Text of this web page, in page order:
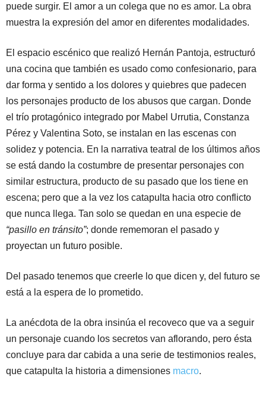
puede surgir. El amor a un colega que no es amor. La obra
muestra la expresión del amor en diferentes modalidades.
El espacio escénico que realizó Hernán Pantoja, estructuró
una cocina que también es usado como confesionario, para
dar forma y sentido a los dolores y quiebres que padecen
los personajes producto de los abusos que cargan. Donde
el trío protagónico integrado por Mabel Urrutia, Constanza
Pérez y Valentina Soto, se instalan en las escenas con
solidez y potencia. En la narrativa teatral de los últimos años
se está dando la costumbre de presentar personajes con
similar estructura, producto de su pasado que los tiene en
escena; pero que a la vez los catapulta hacia otro conflicto
que nunca llega. Tan solo se quedan en una especie de
“pasillo en tránsito”; donde rememoran el pasado y
proyectan un futuro posible.
Del pasado tenemos que creerle lo que dicen y, del futuro se
está a la espera de lo prometido.
La anécdota de la obra insinúa el recoveco que va a seguir
un personaje cuando los secretos van aflorando, pero ésta
concluye para dar cabida a una serie de testimonios reales,
que catapulta la historia a dimensiones macro.